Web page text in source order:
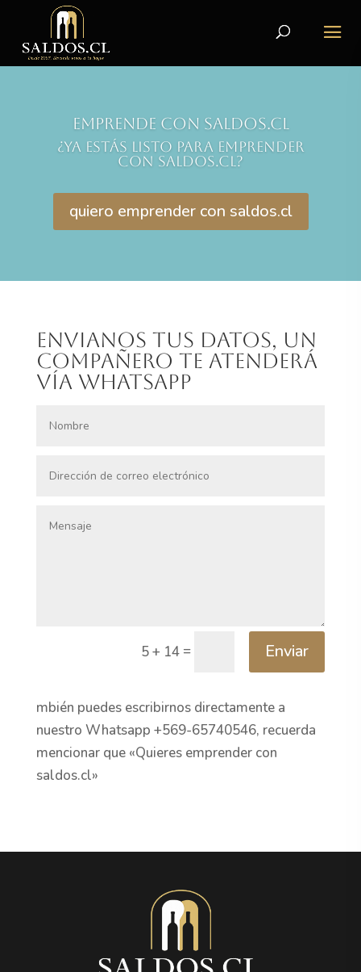
Emprende con Saldos.cl
¿Ya estás listo para emprender
con saldos.cl?
quiero emprender con saldos.cl
Envianos tus datos, un
compañero te atenderá
vía whatsapp
5 + 14 = Enviar
mbién puedes escribirnos directamente a
nuestro Whatsapp +569-65740546, recuerda
mencionar que «Quieres emprender con
saldos.cl»